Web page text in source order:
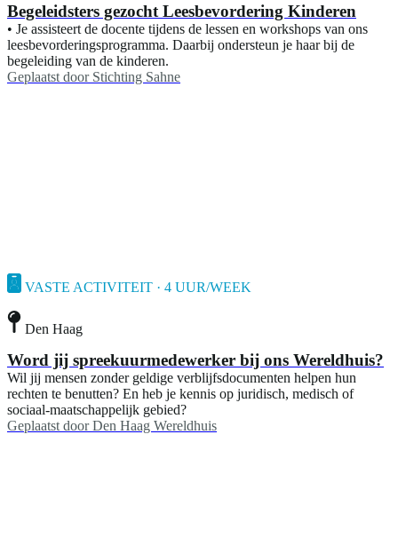
Begeleidsters gezocht Leesbevordering Kinderen
• Je assisteert de docente tijdens de lessen en workshops van ons
leesbevorderingsprogramma. Daarbij ondersteun je haar bij de
begeleiding van de kinderen.
Geplaatst door Stichting Sahne
VASTE ACTIVITEIT · 4 UUR/WEEK
Den Haag
Word jij spreekuurmedewerker bij ons Wereldhuis?
Wil jij mensen zonder geldige verblijfsdocumenten helpen hun
rechten te benutten? En heb je kennis op juridisch, medisch of
sociaal-maatschappelijk gebied?
Geplaatst door Den Haag Wereldhuis